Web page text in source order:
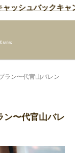
バックキャンペー
ラン〜代官山バレン
ン〜代官山バレ